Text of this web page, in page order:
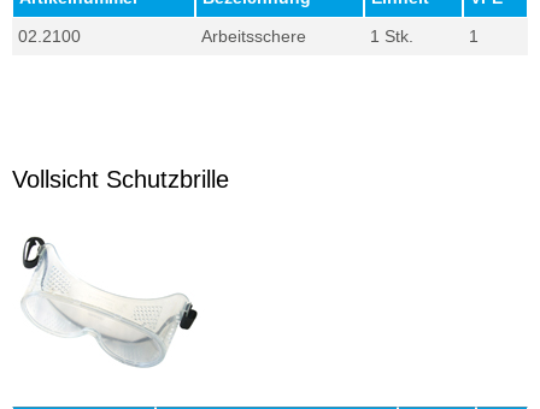
02.2100
Arbeitsschere 1 Stk. 1
Vollsicht Schutzbrille